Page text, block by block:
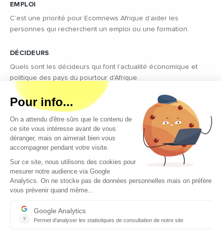
EMPLOI
C’est une priorité pour Ecomnews Afrique d’aider les
personnes qui recherchent un emploi ou une formation.
DÉCIDEURS
Quels sont les décideurs qui font l’actualité économique et
politique des pays du pourtour d'Afrique.
Copyright © 2026 - Tous droits réservés
Qui sommes-nous ?
Contact